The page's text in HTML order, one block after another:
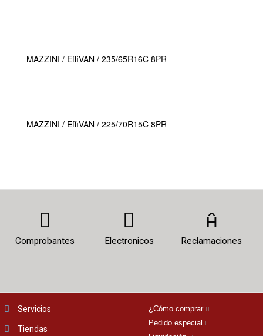
MAZZINI / EffiVAN / 235/65R16C 8PR
MAZZINI / EffiVAN / 225/70R15C 8PR
Comprobantes Electronicos Reclamaciones
Servicios
Tiendas
¿Cómo comprar
Pedido especial